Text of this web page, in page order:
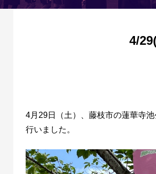
4/
4月29日（土）、藤枝市の蓮華寺
行いました。